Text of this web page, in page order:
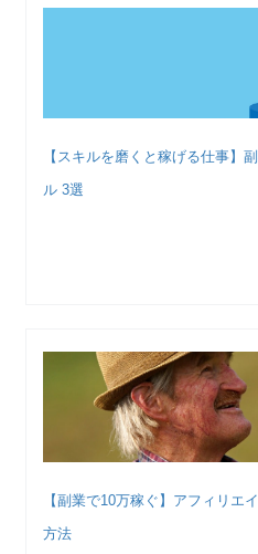
【スキルを磨くと稼げる仕事】
ル 3選
【副業で10万稼ぐ】アフィリエ
方法